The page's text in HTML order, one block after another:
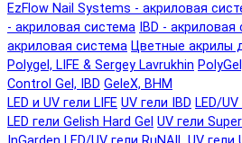
EzFlow Nail Systems - акриловая
- акриловая система IBD -
акриловая система Цветные акрилы
Polygel, LIFE & Sergey Lavrukhin
Control Gel, IBD GeleX, BHM
LED и UV гели LIFE UV гели IBD LED/
LED гели Gelish Hard Gel UV гели